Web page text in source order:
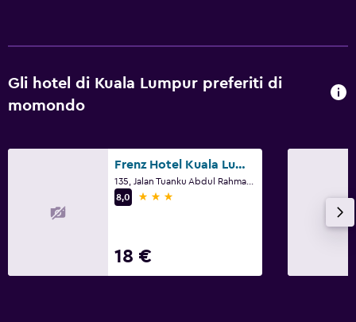
Sauna
Parcheggio e trasporti
Parcheggio privato
Servizio navetta (a pagamento)
Servizio parcheggiatore
Gli hotel di Kuala Lumpur preferiti di
momondo
Frenz Hotel Kuala Lumpur
8,0
3 stelle
18 €